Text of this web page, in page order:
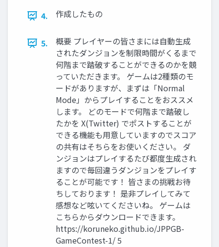
4.
作成したもの
5.
概要 プレイヤーの皆さまには自動生成
されたダンジョンを制限時間がくるまで
何階まで踏破することができるのかを競
っていただきます。 ゲームは2種類のモ
ードがありますが、まずは「Normal
Mode」からプレイすることをおススメ
します。 どのモードで何階まで踏破し
たかを X(Twitter) でポストすることが
できる機能も用意していますのでスコア
の共有はそちらをお使いください。 ダ
ンジョンはプレイするたび都度生成され
ますので毎回違うダンジョンをプレイす
ることが可能です！ 皆さまの挑戦お待
ちしております！ 是非プレイしてみて
感想など呟いてくださいね。 ゲームは
こちらからダウンロードできます。
https://koruneko.github.io/JPPGB-
GameContest-1/ 5